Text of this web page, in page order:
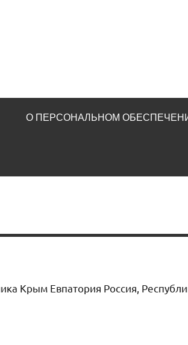
О ПЕРСОНАЛЬНОМ
Крым Евпатория Россия,